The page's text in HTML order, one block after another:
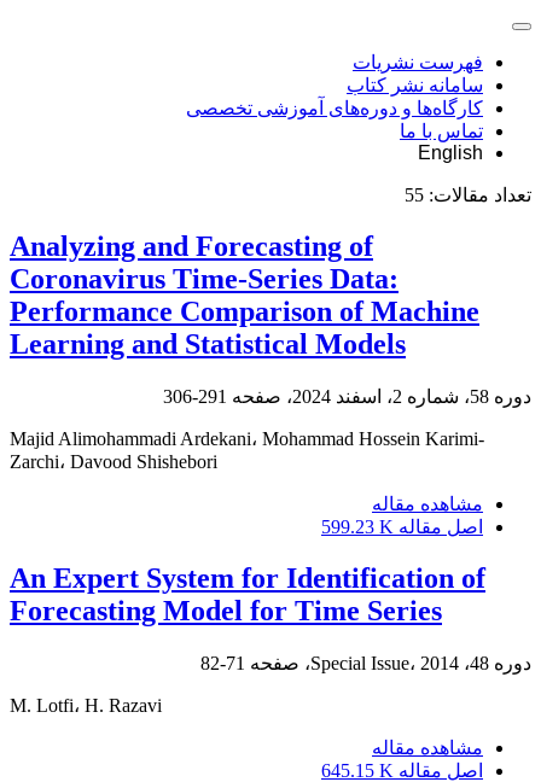
فهرست نشریات
سامانه نشر کتاب
کارگاه‌ها و دوره‌های آموزشی تخصصی
تماس با ما
English
تعداد مقالات: 55
Analyzing and Forecasting of
Coronavirus Time-Series Data:
Performance Comparison of Machine
Learning and Statistical Models
دوره 58، شماره 2، اسفند 2024، صفحه 291-306
Majid Alimohammadi Ardekani، Mohammad Hossein Karimi-
Zarchi، Davood Shishebori
مشاهده مقاله
اصل مقاله 599.23 K
An Expert System for Identification of
Forecasting Model for Time Series
دوره 48، Special Issue، 2014، صفحه 71-82
M. Lotfi، H. Razavi
مشاهده مقاله
اصل مقاله 645.15 K